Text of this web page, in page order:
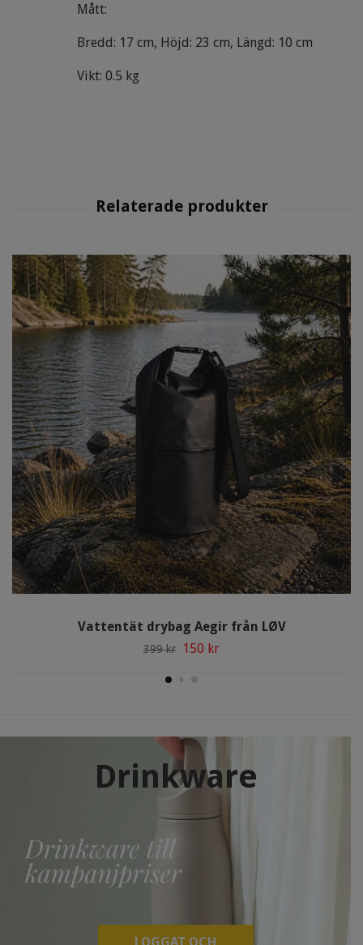
Drinkware
Mått:
Bredd: 17 cm, Höjd: 23 cm, Längd: 10 cm
Vikt: 0.5 kg
Vattentät drybag Aegir från LØV
399 kr 150 kr